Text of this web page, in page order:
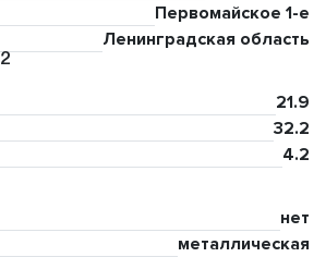
Первомайское 1-е
Ленинградская область
2
21.9
32.2
4.2
нет
металлическая